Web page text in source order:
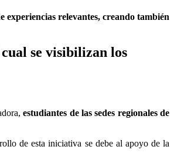
experiencias relevantes, creando también
se visibilizan los
estudiantes de las sedes regionales de
de esta iniciativa se debe al apoyo de la